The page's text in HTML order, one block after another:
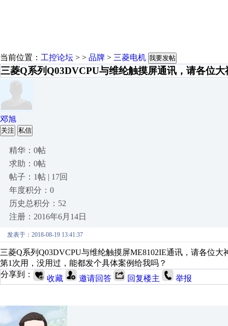
当前位置： 工控论坛 > > 品牌 > 三菱电机 我要发帖
三菱Q系列Q03DVCPU与维纶触摸屏通讯，请各位大
邓旭
关注 私信
精华：0帖
求助：0帖
帖子：1帖 | 17回
年度积分：0
历史总积分：52
注册：2016年6月14日
发表于：2018-08-19 13:41:37
三菱Q系列Q03DVCPU与维纶触摸屏ME8102IE通讯，请各位大
第1次用，没用过，能都发个具体案例给我吗？
分享到：
收藏 邀请回答 回复楼主 举报